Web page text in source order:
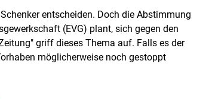
entscheiden. Doch die Abstimmung
(EVG) plant, sich gegen den
griff dieses Thema auf. Falls es der
möglicherweise noch gestoppt